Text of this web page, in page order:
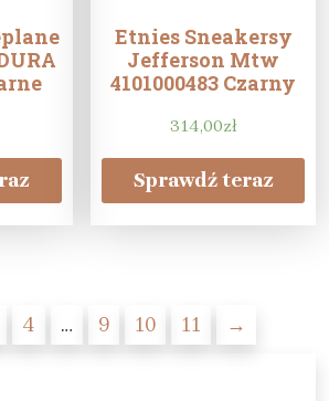
Etnies Sneakersy
Jefferson Mtw
4101000483 Czarny
314,00zł
Sprawdź teraz
4 … 9 10 11 →